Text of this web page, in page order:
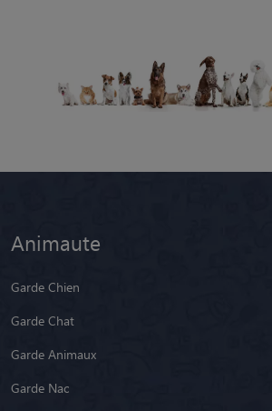
Animaute
Garde Chien
Garde Chat
Garde Animaux
Garde Nac